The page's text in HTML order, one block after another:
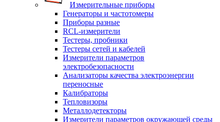
Измерительные приборы
Генераторы и частотомеры
Приборы разные
RCL-измерители
Тестеры, пробники
Тестеры сетей и кабелей
Измерители параметров
электробезопасности
Анализаторы качества электроэнергии
переносные
Калибраторы
Тепловизоры
Металлодетекторы
Измерители параметров окружающей среды